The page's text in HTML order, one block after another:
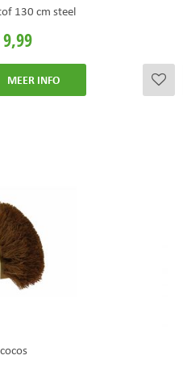
130 cm steel
9,99
MEER INFO